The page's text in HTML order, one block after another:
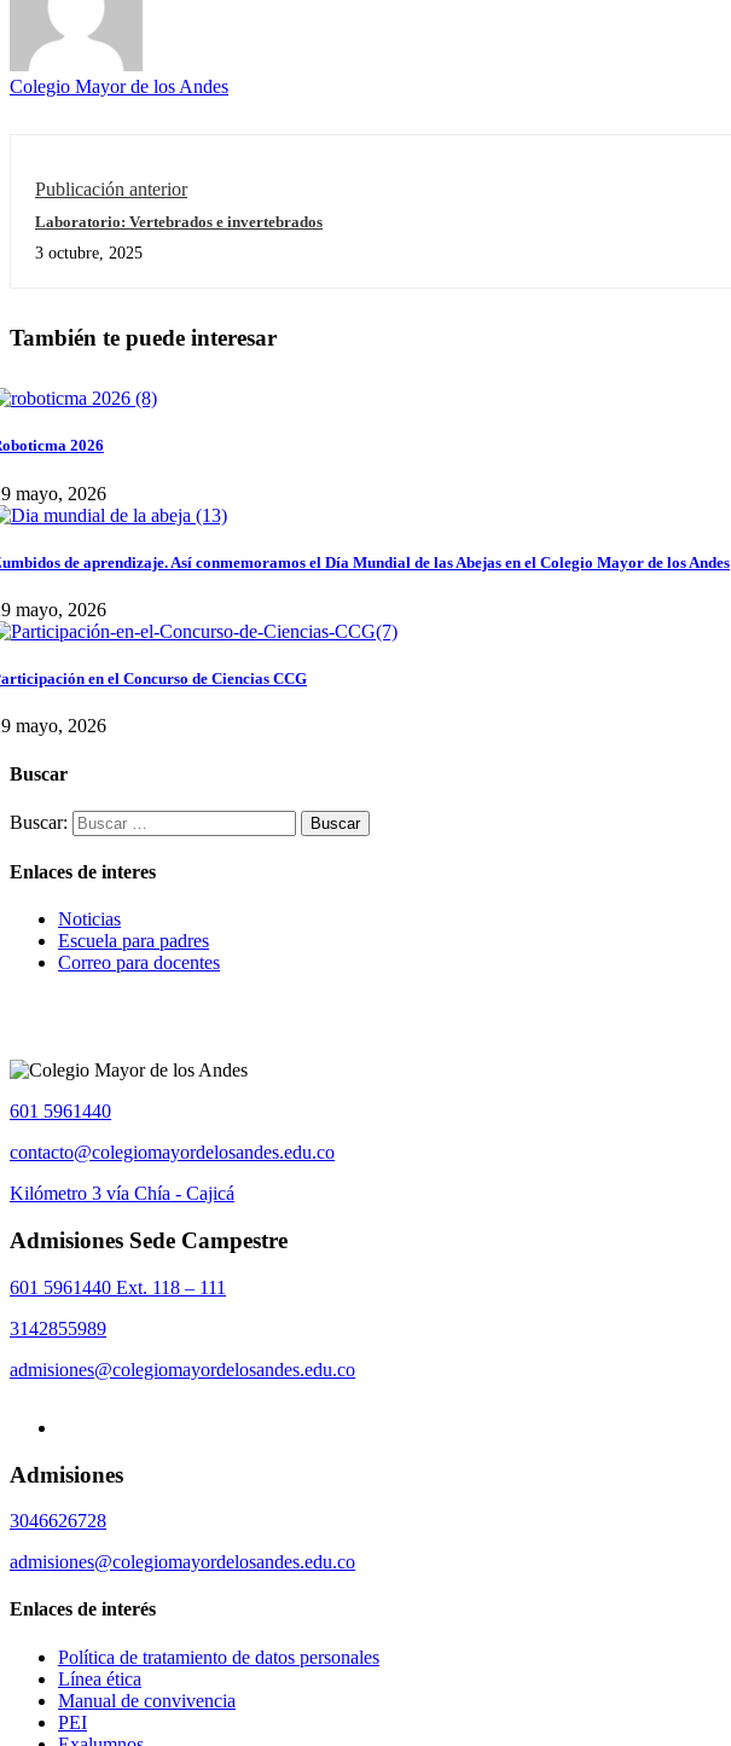
Colegio Mayor de los Andes
Publicación anterior
Laboratorio: Vertebrados e invertebrados
3 octubre, 2025
También te puede interesar
2026
mayo, 2026
de aprendizaje. Así conmemoramos el Día Mundial de las Abejas en el Colegio Mayor de los Andes
mayo, 2026
en el Concurso de Ciencias CCG
mayo, 2026
Buscar
Buscar:
Enlaces de interes
Noticias
Escuela para padres
Correo para docentes
601 5961440
contacto@colegiomayordelosandes.edu.co
Kilómetro 3 vía Chía - Cajicá
Admisiones Sede Campestre
601 5961440 Ext. 118 – 111
3142855989
admisiones@colegiomayordelosandes.edu.co
Admisiones
3046626728
admisiones@colegiomayordelosandes.edu.co
Enlaces de interés
Política de tratamiento de datos personales
Línea ética
Manual de convivencia
PEI